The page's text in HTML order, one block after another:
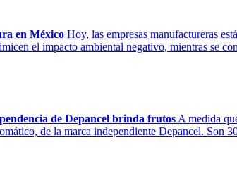
en México Hoy, las empresas manufactureras
el impacto ambiental negativo, mientras se
de Depancel brinda frutosA medida
de la marca independiente Depancel. Son